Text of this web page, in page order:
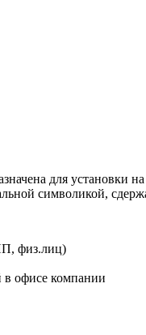
для установки
символикой,
физ.лиц)
офисе компании